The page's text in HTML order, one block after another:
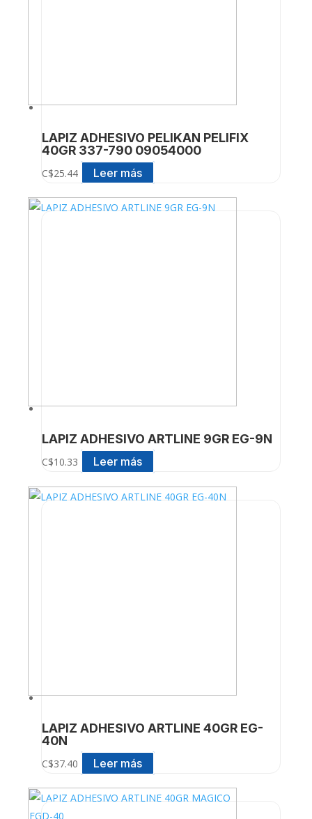
LAPIZ ADHESIVO PELIKAN PELIFIX
40GR 337-790 09054000
C$25.44 Leer más
LAPIZ ADHESIVO ARTLINE 9GR EG-9N
C$10.33 Leer más
LAPIZ ADHESIVO ARTLINE 40GR EG-
40N
C$37.40 Leer más